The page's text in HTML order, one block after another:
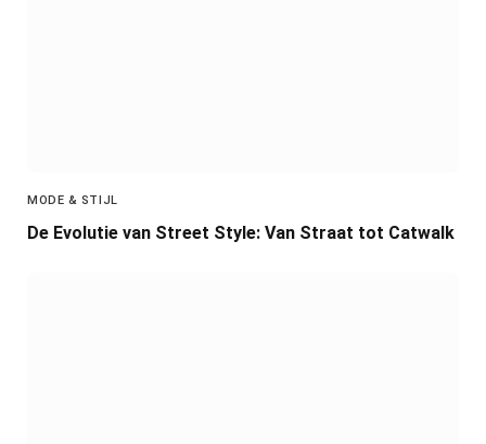
MODE & STIJL
De Evolutie van Street Style: Van Straat tot Catwalk